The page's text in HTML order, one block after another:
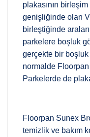
plakasının
genişliğinde olan V
birleştiğinde
parkelere boşluk
gerçekte bir
normalde
Parkelerde de
Floorpan Sunex
temizlik ve bakım